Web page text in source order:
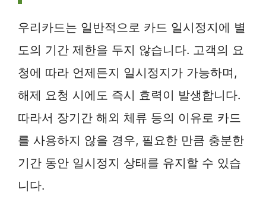
우리카드는 일반적으로 카드 일시정지에 별
도의 기간 제한을 두지 않습니다. 고객의 요
청에 따라 언제든지 일시정지가 가능하며,
해제 요청 시에도 즉시 효력이 발생합니다.
따라서 장기간 해외 체류 등의 이유로 카드
를 사용하지 않을 경우, 필요한 만큼 충분한
기간 동안 일시정지 상태를 유지할 수 있습
니다.